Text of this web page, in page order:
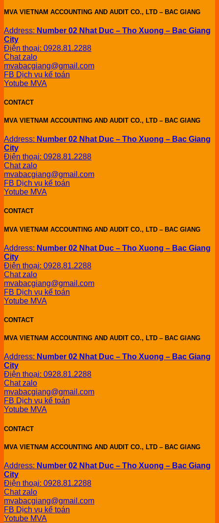
MVA VIETNAM ACCOUNTING AND AUDIT CO., LTD – BAC GIANG
Address: Number 02 Nhat Duc – Tho Xuong – Bac Giang
City
Điện thoại: 0928.81.2288
Chat zalo
mvabacgiang@gmail.com
FB Dịch vụ kế toán
Yotube MVA
CONTACT
MVA VIETNAM ACCOUNTING AND AUDIT CO., LTD – BAC GIANG
Address: Number 02 Nhat Duc – Tho Xuong – Bac Giang
City
Điện thoại: 0928.81.2288
Chat zalo
mvabacgiang@gmail.com
FB Dịch vụ kế toán
Yotube MVA
CONTACT
MVA VIETNAM ACCOUNTING AND AUDIT CO., LTD – BAC GIANG
Address: Number 02 Nhat Duc – Tho Xuong – Bac Giang
City
Điện thoại: 0928.81.2288
Chat zalo
mvabacgiang@gmail.com
FB Dịch vụ kế toán
Yotube MVA
CONTACT
MVA VIETNAM ACCOUNTING AND AUDIT CO., LTD – BAC GIANG
Address: Number 02 Nhat Duc – Tho Xuong – Bac Giang
City
Điện thoại: 0928.81.2288
Chat zalo
mvabacgiang@gmail.com
FB Dịch vụ kế toán
Yotube MVA
CONTACT
MVA VIETNAM ACCOUNTING AND AUDIT CO., LTD – BAC GIANG
Address: Number 02 Nhat Duc – Tho Xuong – Bac Giang
City
Điện thoại: 0928.81.2288
Chat zalo
mvabacgiang@gmail.com
FB Dịch vụ kế toán
Yotube MVA